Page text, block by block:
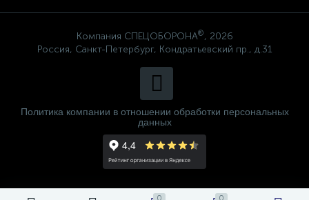
Компания СПЕЦОБОРОНА®, 2026
Россия, Санкт-Петербург, Кондратьевский пр., д.31
Политика компании в отношении обработки персональных
данных